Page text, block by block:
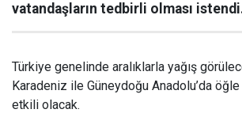
vatandaşların tedbirli olması
Türkiye genelinde aralıklarla yağış
Karadeniz ile Güneydoğu Anadolu’da
etkili olacak.